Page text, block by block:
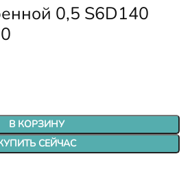
0,5 S6D140
В КОРЗИНУ
СЕЙЧАС